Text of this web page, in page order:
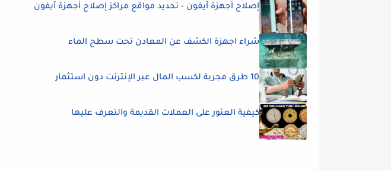
إصلاح أجهزة آيفون - تحديد مواقع مراكز إصلاح أجهزة آيفون
شراء اجهزة الكشف عن المعادن تحت سطح الماء
10 طرق مجربة لكسب المال عبر الإنترنت دون استثمار
كيفية العثور على العملات القديمة والتعرف عليها